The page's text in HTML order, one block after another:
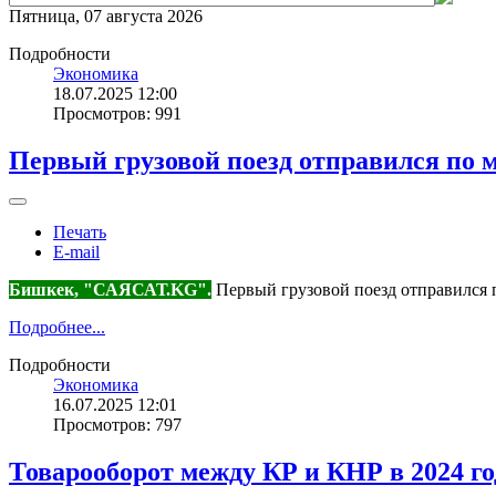
Пятница, 07 августа 2026
Подробности
Экономика
18.07.2025 12:00
Просмотров: 991
Первый грузовой поезд отправился
Печать
E-mail
Бишкек, "САЯСАТ.KG". Первый грузовой поезд
Подробнее...
Подробности
Экономика
16.07.2025 12:01
Просмотров: 797
Товарооборот между КР и КНР в 2024